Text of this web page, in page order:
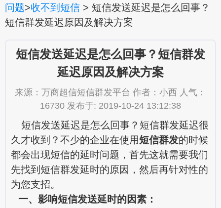
问题>收不到短信 > 短信发送延迟是怎么回事？
短信群发延迟原因及解决方案
短信发送延迟是怎么回事？短信群发
延迟原因及解决方案
来源：万商超信短信群发平台 作者：小西 人气：
16730 发布于: 2019-10-24 13:12:38
短信发送延迟是怎么回事？短信群发延迟很
久才收到？不少的企业在使用短信群发的时候
都会出现短信的延时问题，首先这就需要我们
先找到短信群发延时的原因，然后再针对性的
为您支招。
一、影响短信发送延时的因素：